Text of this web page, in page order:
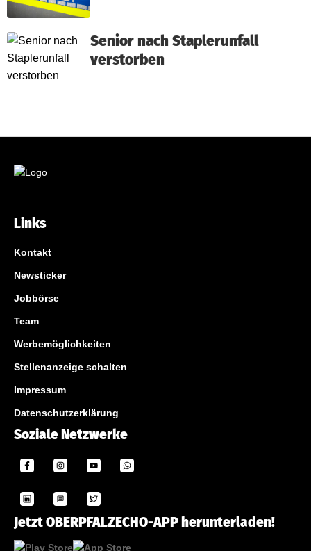
Senior nach Staplerunfall
verstorben
Links
Kontakt
Newsticker
Jobbörse
Team
Werbemöglichkeiten
Stellenanzeige schalten
Impressum
Datenschutzerklärung
Soziale Netzwerke
Jetzt OBERPFALZECHO-APP herunterladen!